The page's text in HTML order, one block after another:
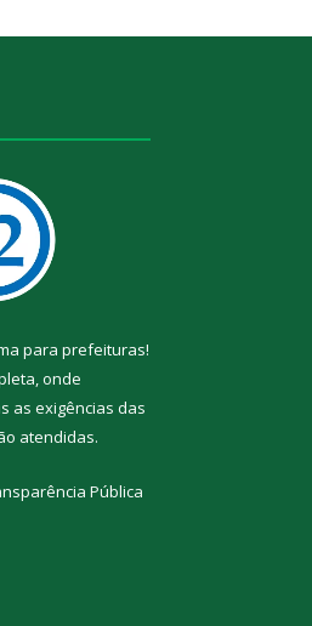
para prefeituras!
onde
as exigências das
atendidas.
Pública